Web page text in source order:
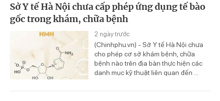
Sở Y tế Hà Nội chưa cấp phép ứng dụng tế bào
gốc trong khám, chữa bệnh
2 ngày trước
(Chinhphu.vn) - Sở Y tế Hà Nội chưa
cho phép cơ sở khám bệnh, chữa
bệnh nào trên địa bàn thực hiện các
danh mục kỹ thuật liên quan đến ...